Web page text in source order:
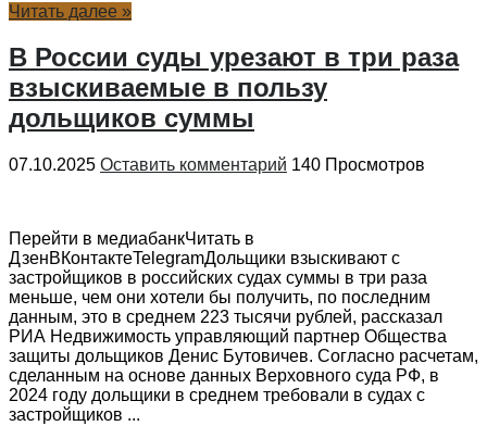
Читать далее »
В России суды урезают в три раза
взыскиваемые в пользу
дольщиков суммы
07.10.2025 Оставить комментарий 140 Просмотров
Перейти в медиабанкЧитать в
ДзенВКонтактеTelegramДольщики взыскивают с
застройщиков в российских судах суммы в три раза
меньше, чем они хотели бы получить, по последним
данным, это в среднем 223 тысячи рублей, рассказал
РИА Недвижимость управляющий партнер Общества
защиты дольщиков Денис Бутовичев. Согласно расчетам,
сделанным на основе данных Верховного суда РФ, в
2024 году дольщики в среднем требовали в судах с
застройщиков ...